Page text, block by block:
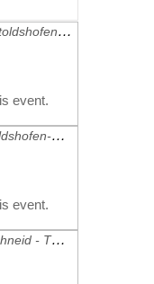
SV Stöttwang 2 - SG Bertoldshofen-Sulzschneid 2
event.
SV Stöttwang - SG Bertoldshofen-Sulzschneid 1
event.
SG Bertoldshofen-Sulzschneid - TSV Schwangau 2